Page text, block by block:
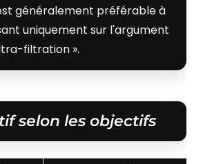
généralement préférable à
uniquement sur l'argument
filtration ».
selon les objectifs